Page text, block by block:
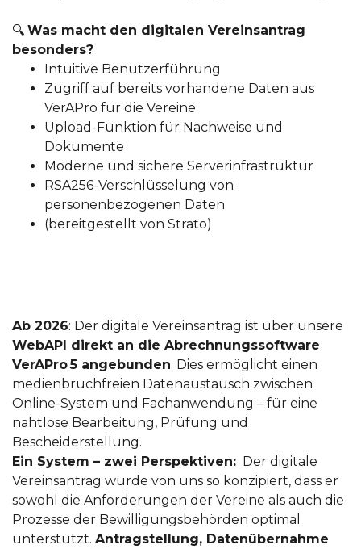
🔍 Was macht den digitalen Vereinsantrag
besonders?
Intuitive Benutzerführung
Zugriff auf bereits vorhandene Daten aus
VerAPro für die Vereine
Upload-Funktion für Nachweise und
Dokumente
Moderne und sichere Serverinfrastruktur
RSA256-Verschlüsselung von
personenbezogenen Daten
(bereitgestellt von Strato)
Ab 2026: Der digitale Vereinsantrag ist über unsere
WebAPI direkt an die Abrechnungssoftware
VerAPro 5 angebunden. Dies ermöglicht einen
medienbruchfreien Datenaustausch zwischen
Online-System und Fachanwendung – für eine
nahtlose Bearbeitung, Prüfung und
Bescheiderstellung.
Ein System – zwei Perspektiven: Der digitale
Vereinsantrag wurde von uns so konzipiert, dass er
sowohl die Anforderungen der Vereine als auch die
Prozesse der Bewilligungsbehörden optimal
unterstützt. Antragstellung, Datenübernahme